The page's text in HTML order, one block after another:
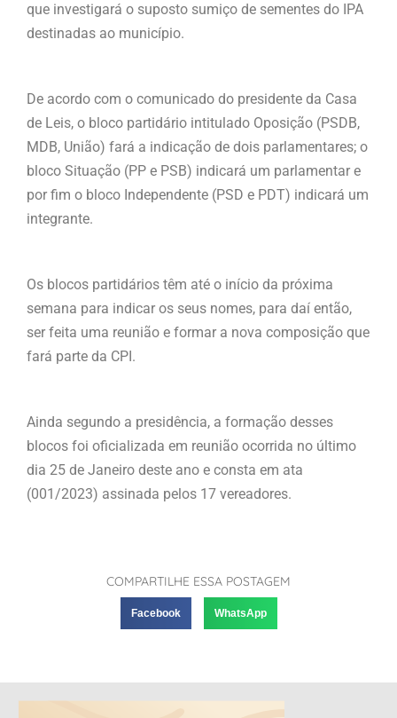
que investigará o suposto sumiço de sementes do IPA
destinadas ao município.
De acordo com o comunicado do presidente da Casa
de Leis, o bloco partidário intitulado Oposição (PSDB,
MDB, União) fará a indicação de dois parlamentares; o
bloco Situação (PP e PSB) indicará um parlamentar e
por fim o bloco Independente (PSD e PDT) indicará um
integrante.
Os blocos partidários têm até o início da próxima
semana para indicar os seus nomes, para daí então,
ser feita uma reunião e formar a nova composição que
fará parte da CPI.
Ainda segundo a presidência, a formação desses
blocos foi oficializada em reunião ocorrida no último
dia 25 de Janeiro deste ano e consta em ata
(001/2023) assinada pelos 17 vereadores.
COMPARTILHE ESSA POSTAGEM
Facebook WhatsApp